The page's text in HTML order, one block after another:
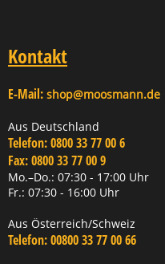
Kontakt
E-Mail: shop@moosmann.de
Aus Deutschland
Telefon:0800 33 77 00 6
Fax:0800 33 77 00 9
Mo.–Do.: 07:30 - 17:00 Uhr
Fr.: 07:30 - 16:00 Uhr
Aus Österreich/Schweiz
Telefon:00800 33 77 00 66